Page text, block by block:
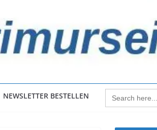
NEWSLETTER BESTELLEN Search
for: